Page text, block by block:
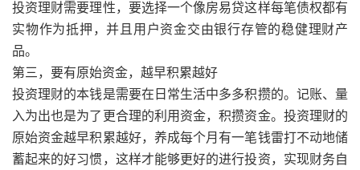
投资理财需要理性，要选择一个像房易贷这样每笔债权都有
实物作为抵押，并且用户资金交由银行存管的稳健理财产
品。
第三，要有原始资金，越早积累越好
投资理财的本钱是需要在日常生活中多多积攒的。记账、量
入为出也是为了更合理的利用资金，积攒资金。投资理财的
原始资金越早积累越好，养成每个月有一笔钱雷打不动地储
蓄起来的好习惯，这样才能够更好的进行投资，实现财务自